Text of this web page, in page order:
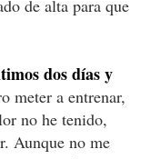
de alta para que
dos días y
meter a entrenar,
no he tenido,
Aunque no me